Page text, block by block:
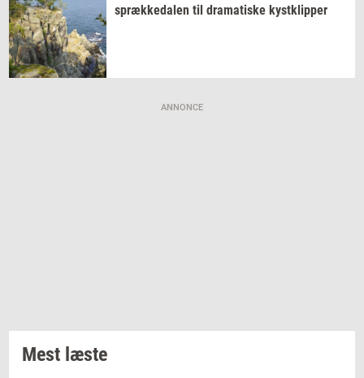
spræk­ke­da­len til dra­ma­ti­ske kyst­klip­per
ANNONCE
Mest læste